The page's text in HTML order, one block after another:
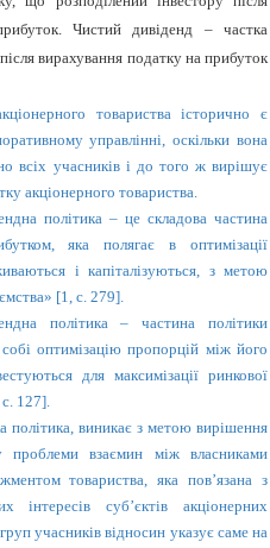
Чистий дивіденд – частка
вирахування податку на прибуток
товариства історично є
управлінні, оскільки вона
всіх учасників і до того ж вирішує
акціонерного товариства.
політика – це складова частина
яка полягає в оптимізації
і капіталізуються, з метою
[1, с. 279].
політика – частина політики
оптимізацію пропорцій між його
для максимізації ринкової
с. 127].
політика, виникає з метою вирішення
взаємин між власниками
товариства, яка пов’язана з
інтересів суб’єктів акціонерних
учасників відносин указує саме на